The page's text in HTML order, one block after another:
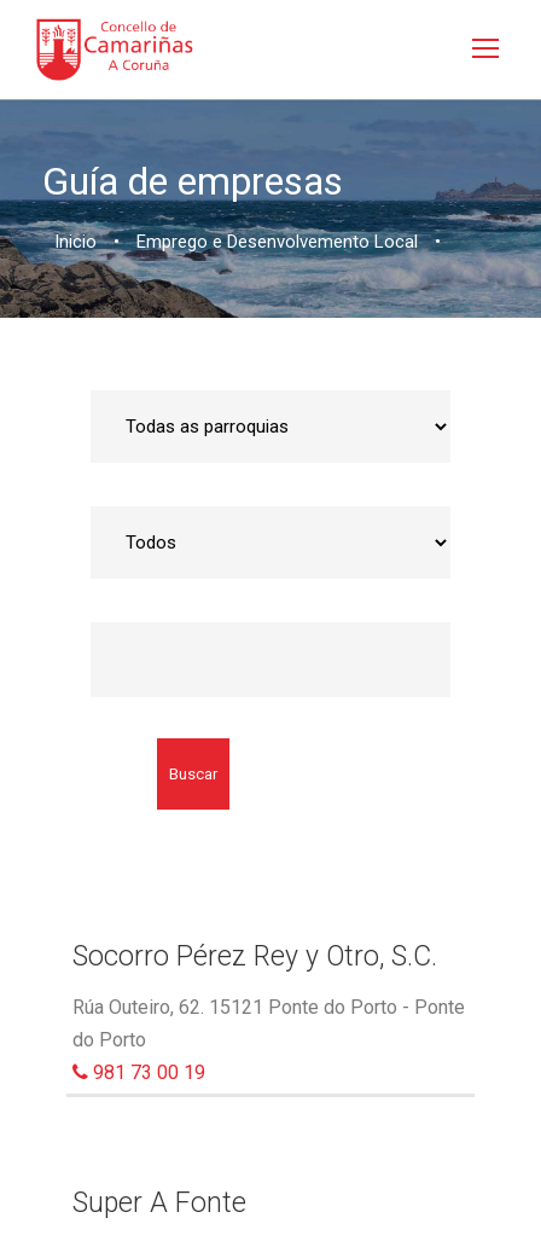
Guía de empresas
Inicio • Emprego e Desenvolvemento Local •
Buscar
Socorro Pérez Rey y Otro, S.C.
Rúa Outeiro, 62. 15121 Ponte do Porto - Ponte
do Porto
981 73 00 19
Super A Fonte